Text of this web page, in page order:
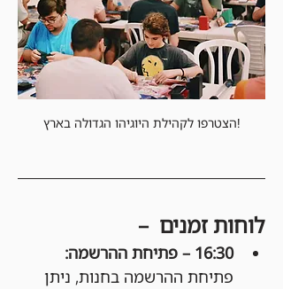
הצטרפו לקהילת היוגיהו הגדולה בארץ!
לוחות זמנים  –
16:30 – פתיחת ההרשמה:
פתיחת ההרשמה בחנות, ניתן